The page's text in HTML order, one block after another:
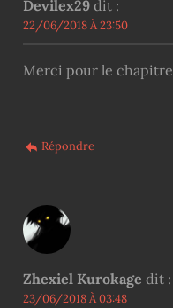
Devilex29 dit :
22/06/2018 À 23:50
Merci pour le chapitre
Répondre
Zhexiel Kurokage dit :
23/06/2018 À 03:48